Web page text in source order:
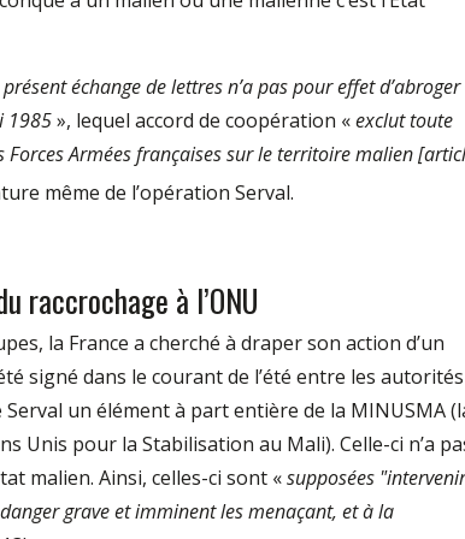
échange de lettres n’a pas pour effet d’abroger
1985», lequel accord de coopération «exclut toute
Armées françaises sur le territoire malien
même de l’opération Serval.
raccrochage à l’ONU
la France a cherché à draper son action d’un
signé dans le courant de l’été entre les autorités
un élément à part entière de la MINUSMA
Unis pour la Stabilisation au Mali). Celle-ci n’a
malien. Ainsi, celles-ci sont «supposées "intervenir
grave et imminent les menaçant, et à la